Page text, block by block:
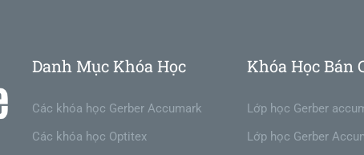
Danh Mục Khóa Học
Các khóa học Gerber Accumark
Các khóa học Optitex
Khóa Học Bán
Lớp học Gerber
Lớp học Gerber